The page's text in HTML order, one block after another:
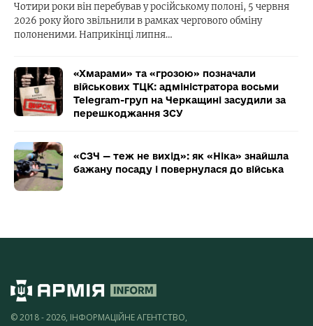
Чотири роки він перебував у російському полоні, 5 червня
2026 року його звільнили в рамках чергового обміну
полоненими. Наприкінці липня…
«Хмарами» та «грозою» позначали
військових ТЦК: адміністратора восьми
Telegram-груп на Черкащині засудили за
перешкоджання ЗСУ
«СЗЧ — теж не вихід»: як «Ніка» знайшла
бажану посаду і повернулася до війська
© 2018 - 2026, ІНФОРМАЦІЙНЕ АГЕНТСТВО,